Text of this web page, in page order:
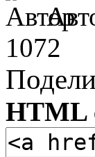
1072
HTML